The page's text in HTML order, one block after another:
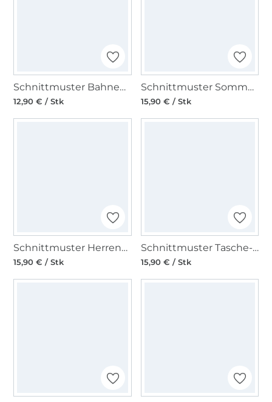
Schnittmuster Bahnenrock mit Saumschwung, Burda 6903
12,90 € / Stk
Schnittmuster Sommerkleid, A-Linie, Burda 7100
15,90 € / Stk
Schnittmuster Herrenhemd, verschiedene Kragenarten, Burda 7045
15,90 € / Stk
Schnittmuster Tasche-Shopper, Burda 7158
15,90 € / Stk